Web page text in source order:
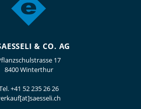
& CO. AG
17
8400 Winterthur
+41 52 235 26 26